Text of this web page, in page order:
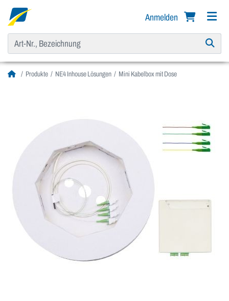
Anmelden
Produkte NE4 Inhouse Lösungen Mini Kabelbox mit Dose